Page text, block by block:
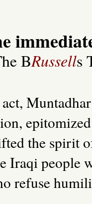
BRussells
the spirit
Iraqi people
refuse